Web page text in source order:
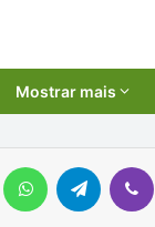
Mostrar mais
Linkedin WhatsAppTelegram